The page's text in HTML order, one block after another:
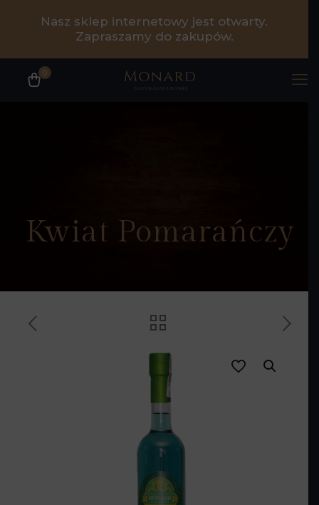
Nasz sklep internetowy jest otwarty.
Zapraszamy do zakupów.
0
Kwiat Pomarańczy